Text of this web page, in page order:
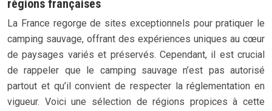
régions françaises
La France regorge de sites exceptionnels pour pratiquer le
camping sauvage, offrant des expériences uniques au cœur
de paysages variés et préservés. Cependant, il est crucial
de rappeler que le camping sauvage n’est pas autorisé
partout et qu’il convient de respecter la réglementation en
vigueur. Voici une sélection de régions propices à cette